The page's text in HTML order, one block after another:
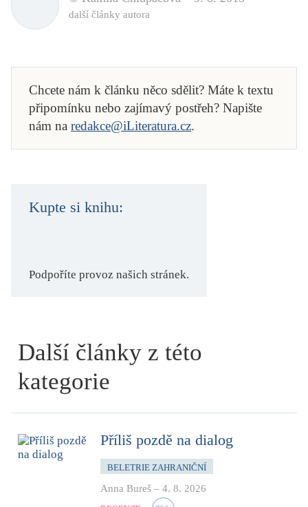
další články autora
Chcete nám k článku něco sdělit? Máte k textu
připomínku nebo zajímavý postřeh? Napište
nám na redakce@iLiteratura.cz.
Kupte si knihu:
Podpoříte provoz našich stránek.
Další články z této
kategorie
Příliš pozdě na dialog
BELETRIE ZAHRANIČNÍ
Anna Bureš – 4. 8. 2026